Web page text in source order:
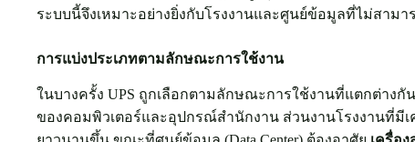
ระบบนี้จึงเหมาะอย่างยิ่งกับโรงงานและศูนย์ข้อมูลที่ไม่สามา
การแบ่งประเภทตามลักษณะการใช้งาน
ในบางครั้ง UPS ถูกเลือกตามลักษณะการใช้งานที่แตกต่าง
ของคอมพิวเตอร์และอุปกรณ์สำนักงาน ส่วนงานโรงงานที่มีเ